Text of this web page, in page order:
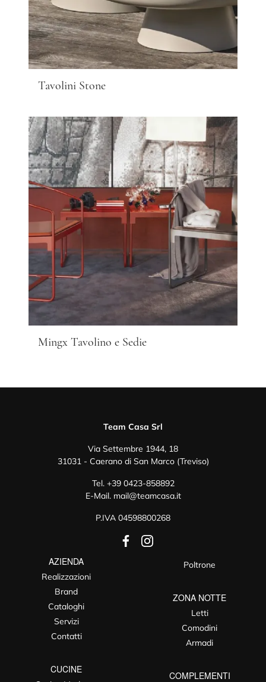
Tavolini Stone
Mingx Tavolino e Sedie
Team Casa Srl
Via Settembre 1944, 18
31031 - Caerano di San Marco (Treviso)
Tel. +39 0423-858892
E-Mail. mail@teamcasa.it
P.IVA 04598800268
AZIENDA
Realizzazioni
Brand
Cataloghi
Servizi
Contatti
CUCINE
Poltrone
ZONA NOTTE
Letti
Comodini
Armadi
COMPLEMENTI